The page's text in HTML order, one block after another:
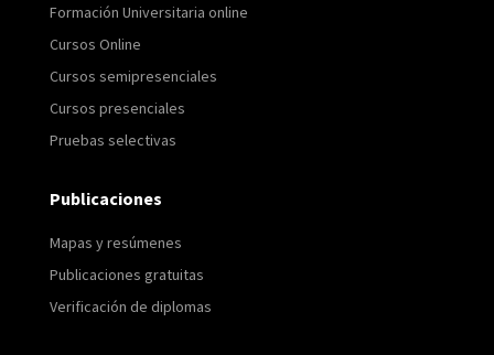
Formación Universitaria online
Cursos Online
Cursos semipresenciales
Cursos presenciales
Pruebas selectivas
Publicaciones
Mapas y resúmenes
Publicaciones gratuitas
Verificación de diplomas